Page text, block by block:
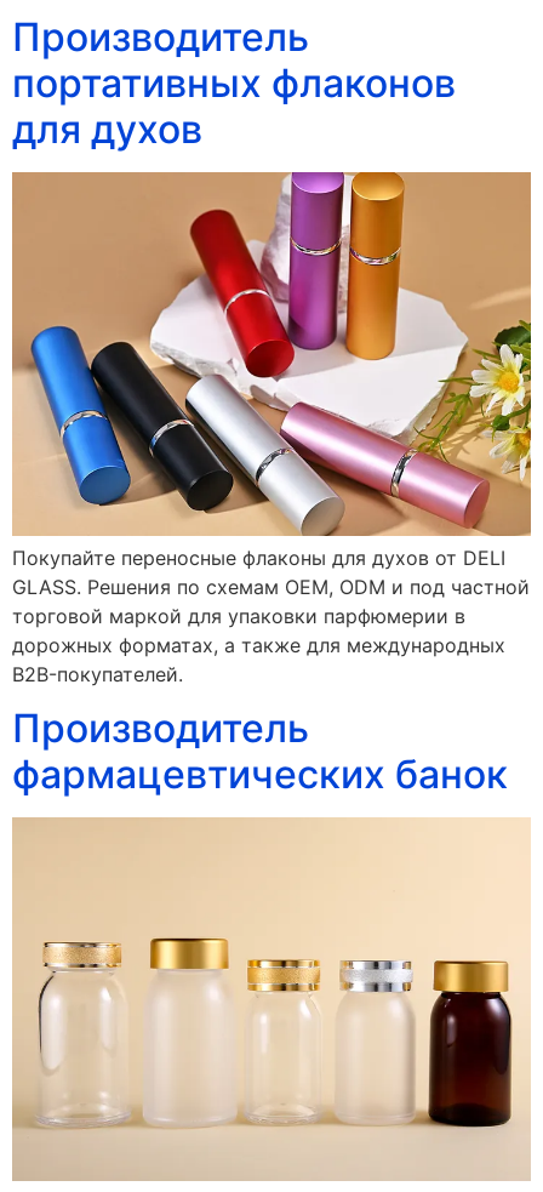
Производитель
портативных флаконов
для духов
Покупайте переносные флаконы для духов от DELI
GLASS. Решения по схемам OEM, ODM и под частной
торговой маркой для упаковки парфюмерии в
дорожных форматах, а также для международных
B2B-покупателей.
Производитель
фармацевтических банок